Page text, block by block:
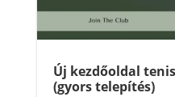
Új kezdőoldal
(gyors telepítés)